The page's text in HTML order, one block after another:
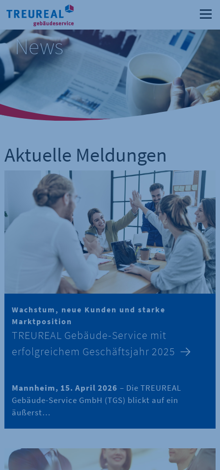
News
Aktuelle Meldungen
Wachstum, neue Kunden und starke
Marktposition
TREUREAL Gebäude-Service mit
erfolgreichem Geschäftsjahr 2025
Mannheim, 15. April 2026 – Die TREUREAL
Gebäude-Service GmbH (TGS) blickt auf ein
äußerst…